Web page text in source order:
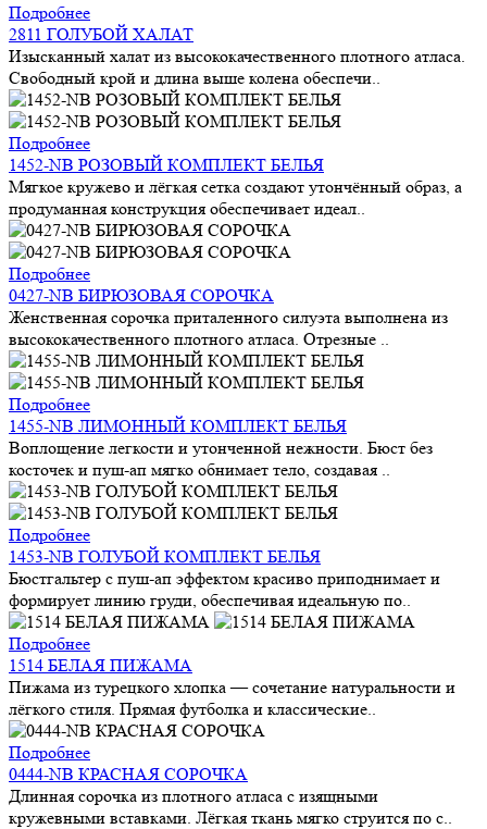
Подробнее
2811 ГОЛУБОЙ ХАЛАТ
Изысканный халат из высококачественного плотного атласа.
Свободный крой и длина выше колена обеспечи..
Подробнее
1452-NB РОЗОВЫЙ КОМПЛЕКТ БЕЛЬЯ
Мягкое кружево и лёгкая сетка создают утончённый образ, а
продуманная конструкция обеспечивает идеал..
Подробнее
0427-NB БИРЮЗОВАЯ СОРОЧКА
Женственная сорочка приталенного силуэта выполнена из
высококачественного плотного атласа. Отрезные ..
Подробнее
1455-NB ЛИМОННЫЙ КОМПЛЕКТ БЕЛЬЯ
Воплощение легкости и утонченной нежности. Бюст без
косточек и пуш-ап мягко обнимает тело, создавая ..
Подробнее
1453-NB ГОЛУБОЙ КОМПЛЕКТ БЕЛЬЯ
Бюстгальтер с пуш-ап эффектом красиво приподнимает и
формирует линию груди, обеспечивая идеальную по..
Подробнее
1514 БЕЛАЯ ПИЖАМА
Пижама из турецкого хлопка — сочетание натуральности и
лёгкого стиля. Прямая футболка и классические..
Подробнее
0444-NB КРАСНАЯ СОРОЧКА
Длинная сорочка из плотного атласа с изящными
кружевными вставками. Лёгкая ткань мягко струится по с..